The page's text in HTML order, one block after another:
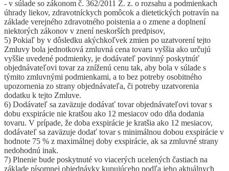
- v súlade so zákonom č. 362/2011 Z. z. o rozsahu a podmienkach
úhrady liekov, zdravotníckych pomôcok a dietetických potravín na
základe verejného zdravotného poistenia a o zmene a doplnení
niektorých zákonov v znení neskorších predpisov,
5) Pokiaľ by v dôsledku akýchkoľvek zmien po uzatvorení tejto
Zmluvy bola jednotková zmluvná cena tovaru vyššia ako určujú
vyššie uvedené podmienky, je dodávateľ povinný poskytnúť
objednávateľovi tovar za zníženú cenu tak, aby bola v súlade s
týmito zmluvnými podmienkami, a to bez potreby osobitného
upozornenia zo strany objednávateľa, či potreby uzatvorenia
dodatku k tejto Zmluve.
6) Dodávateľ sa zaväzuje dodávať tovar objednávateľovi tovar s
dobu exspirácie nie kratšou ako 12 mesiacov odo dňa dodania
tovaru. V prípade, že doba exspirácie je kratšia ako 12 mesiacov,
dodávateľ sa zaväzuje dodať tovar s minimálnou dobou exspirácie v
hodnote 75 % z maximálnej doby exspirácie, ak sa zmluvné strany
nedohodnú inak.
7) Plnenie bude poskytnuté vo viacerých ucelených častiach na
základe písomnej objednávky kupujúceho podľa jeho aktuálnych